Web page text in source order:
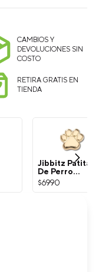
CAMBIOS Y
DEVOLUCIONES SIN
COSTO
RETIRA GRATIS EN
TIENDA
Jibbitz Patita
De Perro
Dorada Crocs
$6990